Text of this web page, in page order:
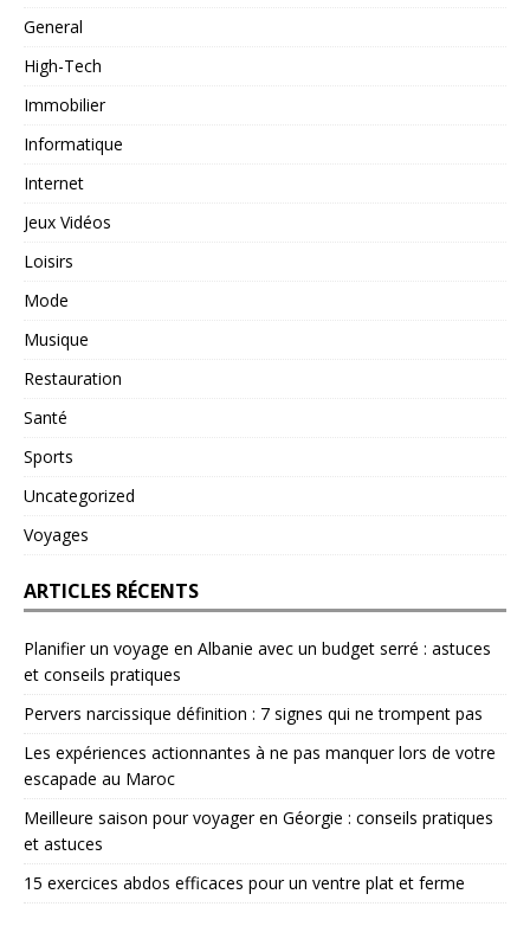
General
High-Tech
Immobilier
Informatique
Internet
Jeux Vidéos
Loisirs
Mode
Musique
Restauration
Santé
Sports
Uncategorized
Voyages
ARTICLES RÉCENTS
Planifier un voyage en Albanie avec un budget serré : astuces
et conseils pratiques
Pervers narcissique définition : 7 signes qui ne trompent pas
Les expériences actionnantes à ne pas manquer lors de votre
escapade au Maroc
Meilleure saison pour voyager en Géorgie : conseils pratiques
et astuces
15 exercices abdos efficaces pour un ventre plat et ferme